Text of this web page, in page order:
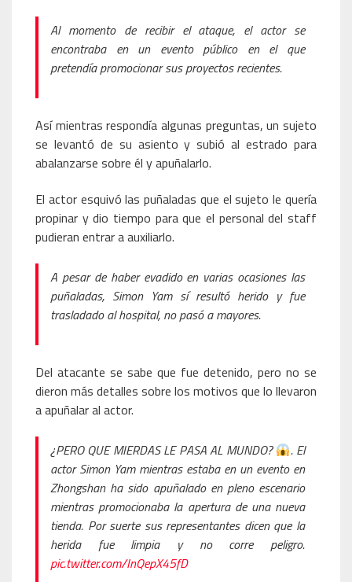
Al momento de recibir el ataque, el actor se
encontraba en un evento público en el que
pretendía promocionar sus proyectos recientes.
Así mientras respondía algunas preguntas, un sujeto
se levantó de su asiento y subió al estrado para
abalanzarse sobre él y apuñalarlo.
El actor esquivó las puñaladas que el sujeto le quería
propinar y dio tiempo para que el personal del staff
pudieran entrar a auxiliarlo.
A pesar de haber evadido en varias ocasiones las
puñaladas, Simon Yam sí resultó herido y fue
trasladado al hospital, no pasó a mayores.
Del atacante se sabe que fue detenido, pero no se
dieron más detalles sobre los motivos que lo llevaron
a apuñalar al actor.
¿PERO QUE MIERDAS LE PASA AL MUNDO?
. El
actor Simon Yam mientras estaba en un evento en
Zhongshan ha sido apuñalado en pleno escenario
mientras promocionaba la apertura de una nueva
tienda. Por suerte sus representantes dicen que la
herida fue limpia y no corre peligro.
pic.twitter.com/InQepX45fD